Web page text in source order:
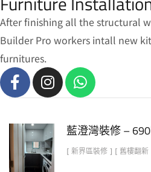
After finishing all the structural
Builder Pro workers intall new
furnitures.
藍澄灣裝修 –
[ 新界區裝修 ] [ 舊樓翻新